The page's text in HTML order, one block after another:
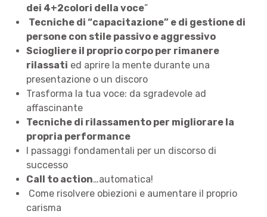
dei 4+2colori della voce”
Tecniche di “capacitazione” e di gestione di
persone con stile passivo e aggressivo
Sciogliere il proprio corpo per rimanere
rilassati ed aprire la mente durante una
presentazione o un discoro
Trasforma la tua voce: da sgradevole ad
affascinante
Tecniche di rilassamento per migliorare la
propria performance
I passaggi fondamentali per un discorso di
successo
Call to action…automatica!
Come risolvere obiezioni e aumentare il proprio
carisma